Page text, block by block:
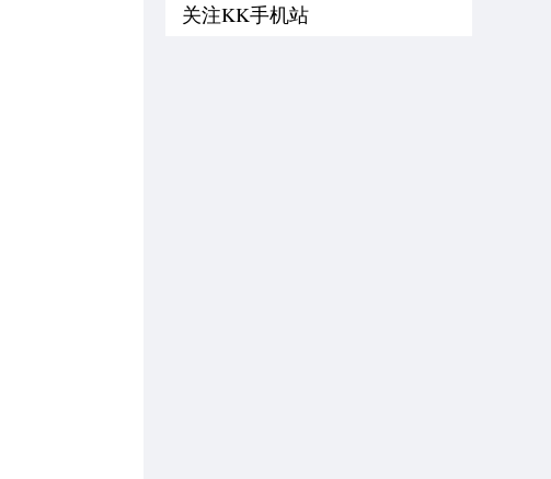
关注KK手机站